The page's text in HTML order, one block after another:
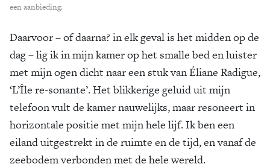
een aanbieding.
Daarvoor – of daarna? in elk geval is het midden op de
dag – lig ik in mijn kamer op het smalle bed en luister
met mijn ogen dicht naar een stuk van Éliane Radigue,
‘L’Île re-sonante’. Het blikkerige geluid uit mijn
telefoon vult de kamer nauwelijks, maar resoneert in
horizontale positie met mijn hele lijf. Ik ben een
eiland uitgestrekt in de ruimte en de tijd, en vanaf de
zeebodem verbonden met de hele wereld.